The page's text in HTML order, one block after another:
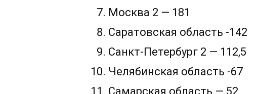
Москва 2 — 181
Саратовская область -142
Санкт-Петербург 2 — 112,5
Челябинская область -67
Самарская область — 52